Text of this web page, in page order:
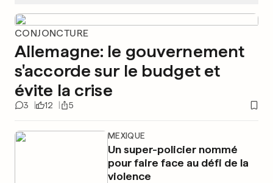
CONJONCTURE
Allemagne: le gouvernement
s'accorde sur le budget et
évite la crise
3 12 5
MEXIQUE
Un super-policier nommé
pour faire face au défi de la
violence